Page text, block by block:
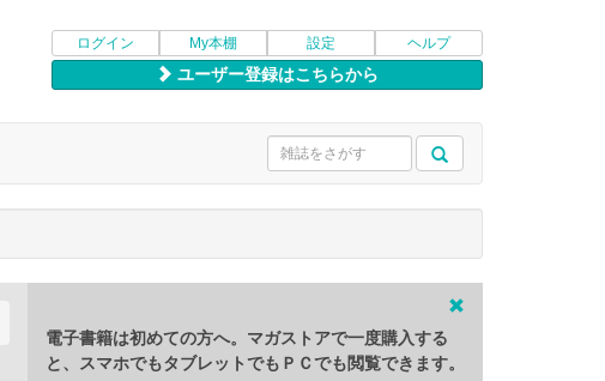
ログイン My本棚 設定 ヘルプ
ユーザー登録はこちらから
電子書籍は初めての方へ。マガストアで一度購入する
と、スマホでもタブレットでもＰＣでも閲覧できます。